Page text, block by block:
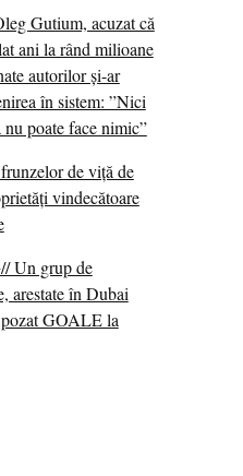
Gutium, acuzat că
ani la rând milioane
autorilor și-ar
în sistem: ”Nici
poate face nimic”
de viță de
vindecătoare
Un grup de
arestate în Dubai
GOALE la